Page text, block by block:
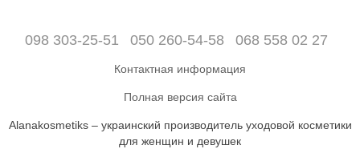
098 303-25-51 050 260-54-58 068 558 02 27
Контактная информация
Полная версия сайта
Alanakosmetiks – украинский производитель уходовой косметики
для женщин и девушек